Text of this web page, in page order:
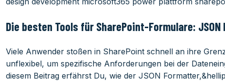
Die besten Tools für SharePoint-Formulare:
Viele Anwender stoßen in SharePoint schnell an ihre
unflexibel, um spezifische Anforderungen bei der
diesem Beitrag erfährst Du, wie der JSON